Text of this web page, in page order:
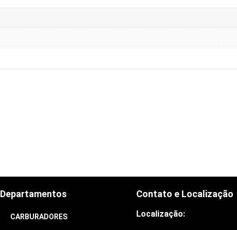
Departamentos
CARBURADORES
Contato e Localização
Localização: